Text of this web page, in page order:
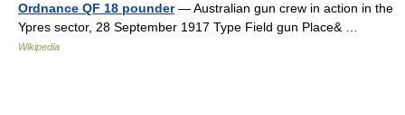
Ordnance QF 18 pounder— Australian gun crew in action in the
Ypres sector, 28 September 1917 Type Field gun Place& …
Wikipedia